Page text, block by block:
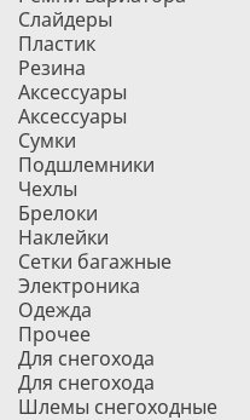
Слайдеры
Пластик
Резина
Аксессуары
Аксессуары
Сумки
Подшлемники
Чехлы
Брелоки
Наклейки
Сетки багажные
Электроника
Одежда
Прочее
Для снегохода
Для снегохода
Шлемы снегоходные